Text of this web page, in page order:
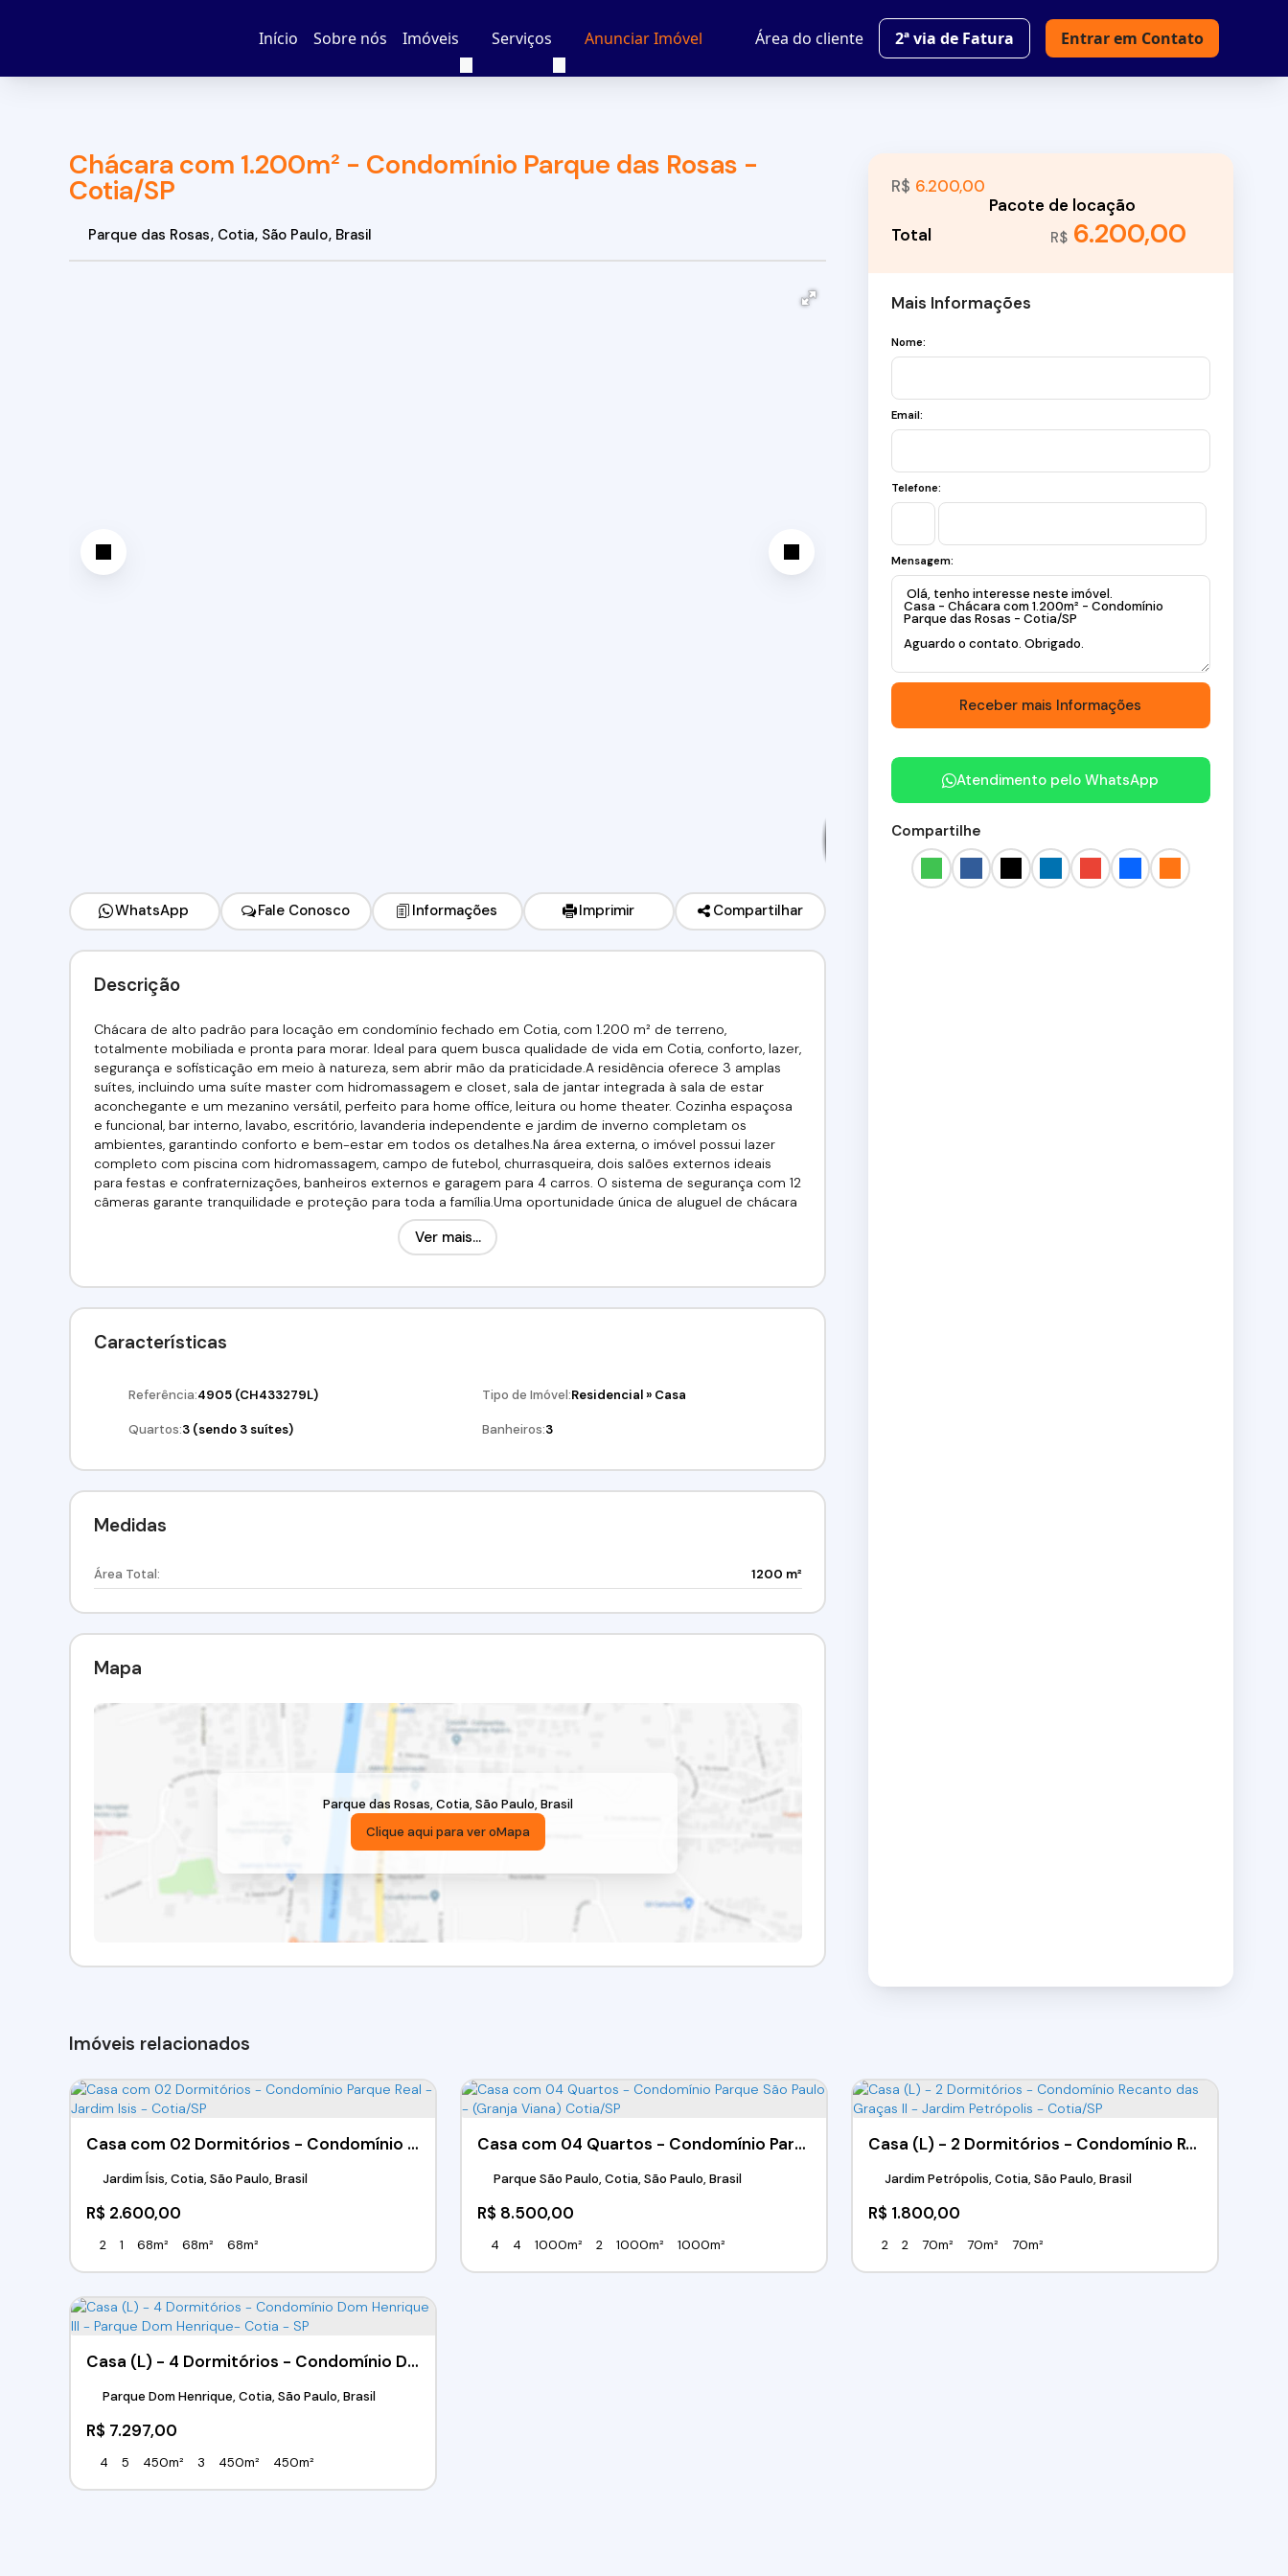
Entrar em Contato
2ª via de Fatura
Área do cliente
Anunciar Imóvel
Serviços
Imóveis
Sobre nós
Início
Chácara com 1.200m² - Condomínio Parque das Rosas -
Cotia/SP
Parque das Rosas, Cotia, São Paulo, Brasil
WhatsApp Fale Conosco Informações Imprimir Compartilhar
Descrição
Chácara de alto padrão para locação em condomínio fechado em Cotia, com 1.200 m² de terreno,
totalmente mobiliada e pronta para morar. Ideal para quem busca qualidade de vida em Cotia, conforto, lazer,
segurança e sofisticação em meio à natureza, sem abrir mão da praticidade.A residência oferece 3 amplas
suítes, incluindo uma suíte master com hidromassagem e closet, sala de jantar integrada à sala de estar
aconchegante e um mezanino versátil, perfeito para home office, leitura ou home theater. Cozinha espaçosa
e funcional, bar interno, lavabo, escritório, lavanderia independente e jardim de inverno completam os
ambientes, garantindo conforto e bem-estar em todos os detalhes.Na área externa, o imóvel possui lazer
completo com piscina com hidromassagem, campo de futebol, churrasqueira, dois salões externos ideais
para festas e confraternizações, banheiros externos e garagem para 4 carros. O sistema de segurança com 12
câmeras garante tranquilidade e proteção para toda a família.Uma oportunidade única de aluguel de chácara
em condomínio fechado em Cotia, perfeita para quem procura imóvel de alto padrão com área de lazer
completa e localização estratégica.Valor:R$6.200,00 Venha conferir!!! Agende já a sua visita!(11) 97417-8061 //
(11) 95332-7355Imobiliária Alfa Negócios.CRECI: 34.726-J
Ver mais...
Características
Referência:4905 (CH433279L) Tipo de Imóvel:Residencial» Casa
Quartos:3 (sendo 3 suítes) Banheiros:3
Medidas
Área Total: 1200 m²
Mapa
Parque das Rosas, Cotia, São Paulo, Brasil
Clique aqui para ver oMapa
R$ 6.200,00
R$ 6.200,00
Mais Informações
Nome:
Email:
Telefone:
Mensagem:
Atendimento peloWhatsApp
Compartilhe
Imóveis relacionados
Casa com 02 Dormitórios - Condomínio Parque Real - Jardim Isis - Cotia/SP
R$ 2.600,00
Jardim Ísis, Cotia, São Paulo, Brasil
2 1 68m² 68m² 68m²
Casa com 04 Quartos - Condomínio Parque São Paulo - (Granja Viana) Cotia/SP
R$ 8.500,00
Parque São Paulo, Cotia, São Paulo, Brasil
4 4 1000m² 2 1000m² 1000m²
Casa (L) - 2 Dormitórios - Condomínio Recanto das Graças II - Jardim Petrópolis - Cotia/SP
R$ 1.800,00
Jardim Petrópolis, Cotia, São Paulo, Brasil
2 2 70m² 70m² 70m²
Casa (L) - 4 Dormitórios - Condomínio Dom Henrique III - Parque Dom Henrique- Cotia - SP
R$ 7.297,00
Parque Dom Henrique, Cotia, São Paulo, Brasil
4 5 450m² 3 450m² 450m²